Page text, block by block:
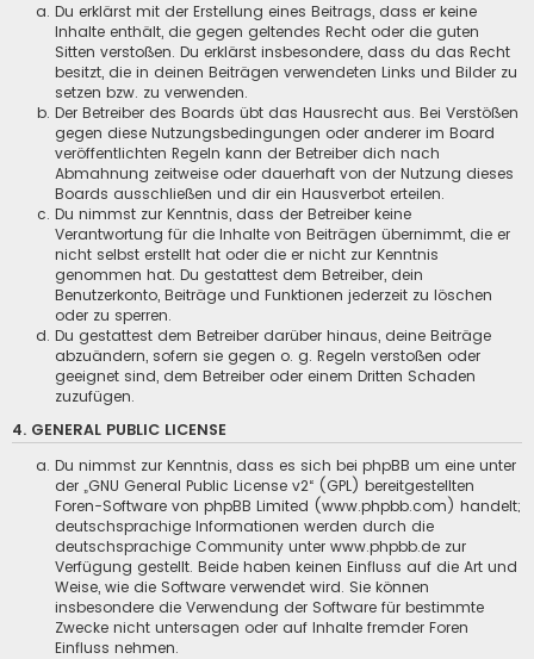
Du erklärst mit der Erstellung eines Beitrags, dass er keine
Inhalte enthält, die gegen geltendes Recht oder die guten
Sitten verstoßen. Du erklärst insbesondere, dass du das Recht
besitzt, die in deinen Beiträgen verwendeten Links und Bilder zu
setzen bzw. zu verwenden.
Der Betreiber des Boards übt das Hausrecht aus. Bei Verstößen
gegen diese Nutzungsbedingungen oder anderer im Board
veröffentlichten Regeln kann der Betreiber dich nach
Abmahnung zeitweise oder dauerhaft von der Nutzung dieses
Boards ausschließen und dir ein Hausverbot erteilen.
Du nimmst zur Kenntnis, dass der Betreiber keine
Verantwortung für die Inhalte von Beiträgen übernimmt, die er
nicht selbst erstellt hat oder die er nicht zur Kenntnis
genommen hat. Du gestattest dem Betreiber, dein
Benutzerkonto, Beiträge und Funktionen jederzeit zu löschen
oder zu sperren.
Du gestattest dem Betreiber darüber hinaus, deine Beiträge
abzuändern, sofern sie gegen o. g. Regeln verstoßen oder
geeignet sind, dem Betreiber oder einem Dritten Schaden
zuzufügen.
4. GENERAL PUBLIC LICENSE
Du nimmst zur Kenntnis, dass es sich bei phpBB um eine unter
der „GNU General Public License v2“ (GPL) bereitgestellten
Foren-Software von phpBB Limited (www.phpbb.com) handelt;
deutschsprachige Informationen werden durch die
deutschsprachige Community unter www.phpbb.de zur
Verfügung gestellt. Beide haben keinen Einfluss auf die Art und
Weise, wie die Software verwendet wird. Sie können
insbesondere die Verwendung der Software für bestimmte
Zwecke nicht untersagen oder auf Inhalte fremder Foren
Einfluss nehmen.